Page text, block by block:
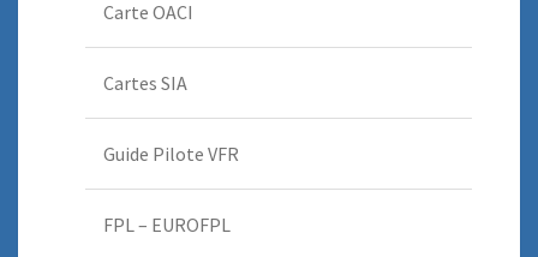
Carte OACI
Cartes SIA
Guide Pilote VFR
FPL – EUROFPL